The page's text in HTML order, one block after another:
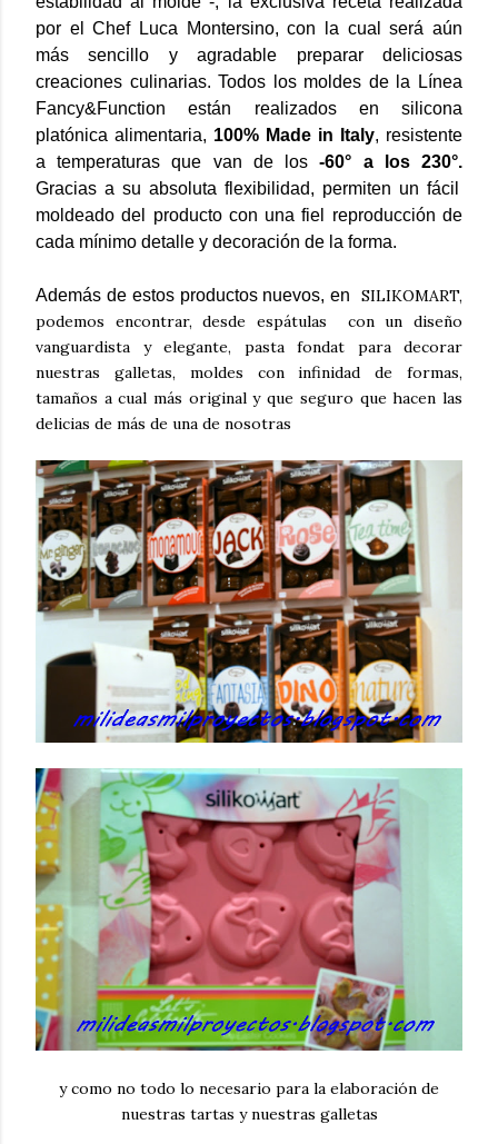
por el Chef Luca Montersino, con la cual será aún
más sencillo y agradable preparar deliciosas
creaciones culinarias. Todos los moldes de la Línea
Fancy&Function están realizados en silicona
platónica alimentaria, 100% Made in Italy, resistente
a temperaturas que van de los-60° a los230°.
Gracias a su absoluta flexibilidad, permiten un fácil
moldeado del producto con una fiel reproducción de
cada mínimo detalle y decoración de la forma.
Además de estos productos nuevos, en SILIKOMART,
podemos encontrar, desde espátulas con un diseño
vanguardista y elegante, pasta fondat para decorar
nuestras galletas, moldes con infinidad de formas,
tamaños a cual más original y que seguro que hacen las
delicias de más de una de nosotras
y como no todo lo necesario para la elaboración de
nuestras tartas y nuestras galletas